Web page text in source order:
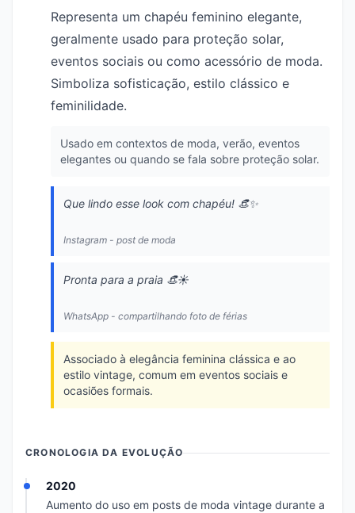
Representa um chapéu feminino elegante,
geralmente usado para proteção solar,
eventos sociais ou como acessório de moda.
Simboliza sofisticação, estilo clássico e
feminilidade.
Usado em contextos de moda, verão, eventos
elegantes ou quando se fala sobre proteção solar.
Que lindo esse look com chapéu! 👒✨
Instagram - post de moda
Pronta para a praia 👒☀️
WhatsApp - compartilhando foto de férias
Associado à elegância feminina clássica e ao
estilo vintage, comum em eventos sociais e
ocasiões formais.
CRONOLOGIA DA EVOLUÇÃO
2020
Aumento do uso em posts de moda vintage durante a